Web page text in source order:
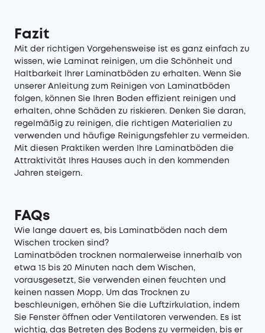
Fazit
Mit der richtigen Vorgehensweise ist es ganz einfach zu
wissen, wie Laminat reinigen, um die Schönheit und
Haltbarkeit Ihrer Laminatböden zu erhalten. Wenn Sie
unserer Anleitung zum Reinigen von Laminatböden
folgen, können Sie Ihren Boden effizient reinigen und
erhalten, ohne Schäden zu riskieren. Denken Sie daran,
regelmäßig zu reinigen, die richtigen Materialien zu
verwenden und häufige Reinigungsfehler zu vermeiden.
Mit diesen Praktiken werden Ihre Laminatböden die
Attraktivität Ihres Hauses auch in den kommenden
Jahren steigern.
FAQs
Wie lange dauert es, bis Laminatböden nach dem
Wischen trocken sind?
Laminatböden trocknen normalerweise innerhalb von
etwa 15 bis 20 Minuten nach dem Wischen,
vorausgesetzt, Sie verwenden einen feuchten und
keinen nassen Mopp. Um das Trocknen zu
beschleunigen, erhöhen Sie die Luftzirkulation, indem
Sie Fenster öffnen oder Ventilatoren verwenden. Es ist
wichtig, das Betreten des Bodens zu vermeiden, bis er